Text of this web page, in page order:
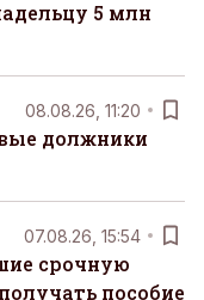
5 млн
08.08.26, 11:20
должники
07.08.26, 15:54
срочную
пособие